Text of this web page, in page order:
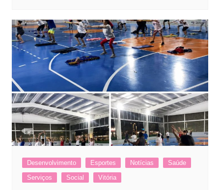
Desenvolvimento Esportes Notícias
Saúde
Serviços
Social Vitória